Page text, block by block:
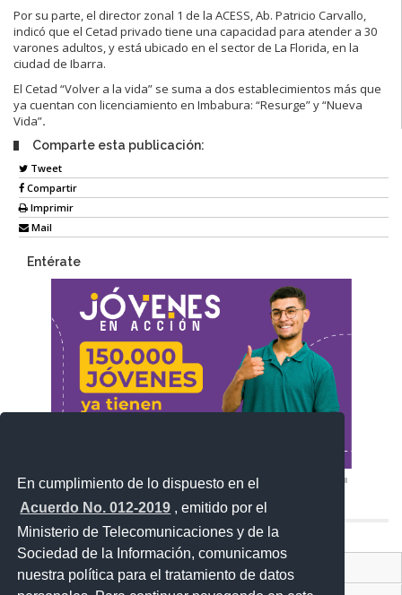
En cumplimiento de lo dispuesto en el
Acuerdo No. 012-2019 , emitido por el
Ministerio de Telecomunicaciones y de la
Sociedad de la Información, comunicamos
nuestra política para el tratamiento de datos
Por su parte, el director zonal 1 de la ACESS, Ab. Patricio Carvallo,
indicó que el Cetad privado tiene una capacidad para atender a 30
varones adultos, y está ubicado en el sector de La Florida, en la
ciudad de Ibarra.
El Cetad “Volver a la vida” se suma a dos establecimientos más que
ya cuentan con licenciamiento en Imbabura: “Resurge” y “Nueva
Vida”.
Comparte esta publicación:
Tweet
Compartir
Imprimir
Mail
Entérate
Contacto Ciudadano Digital